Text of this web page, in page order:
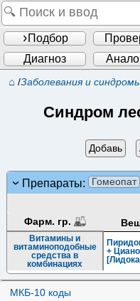
Подбор
Диагноз
⌂ /Заболевания и
Синдром
Добавь
Препараты: Гомеопат
Фарм. гр.
Витамины и
витаминоподобные
средства в
комбинациях
+
МКБ-10 коды